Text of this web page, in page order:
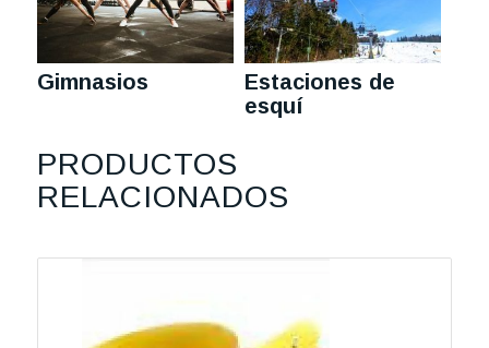
Gimnasios
Estaciones de
esquí
PRODUCTOS
RELACIONADOS